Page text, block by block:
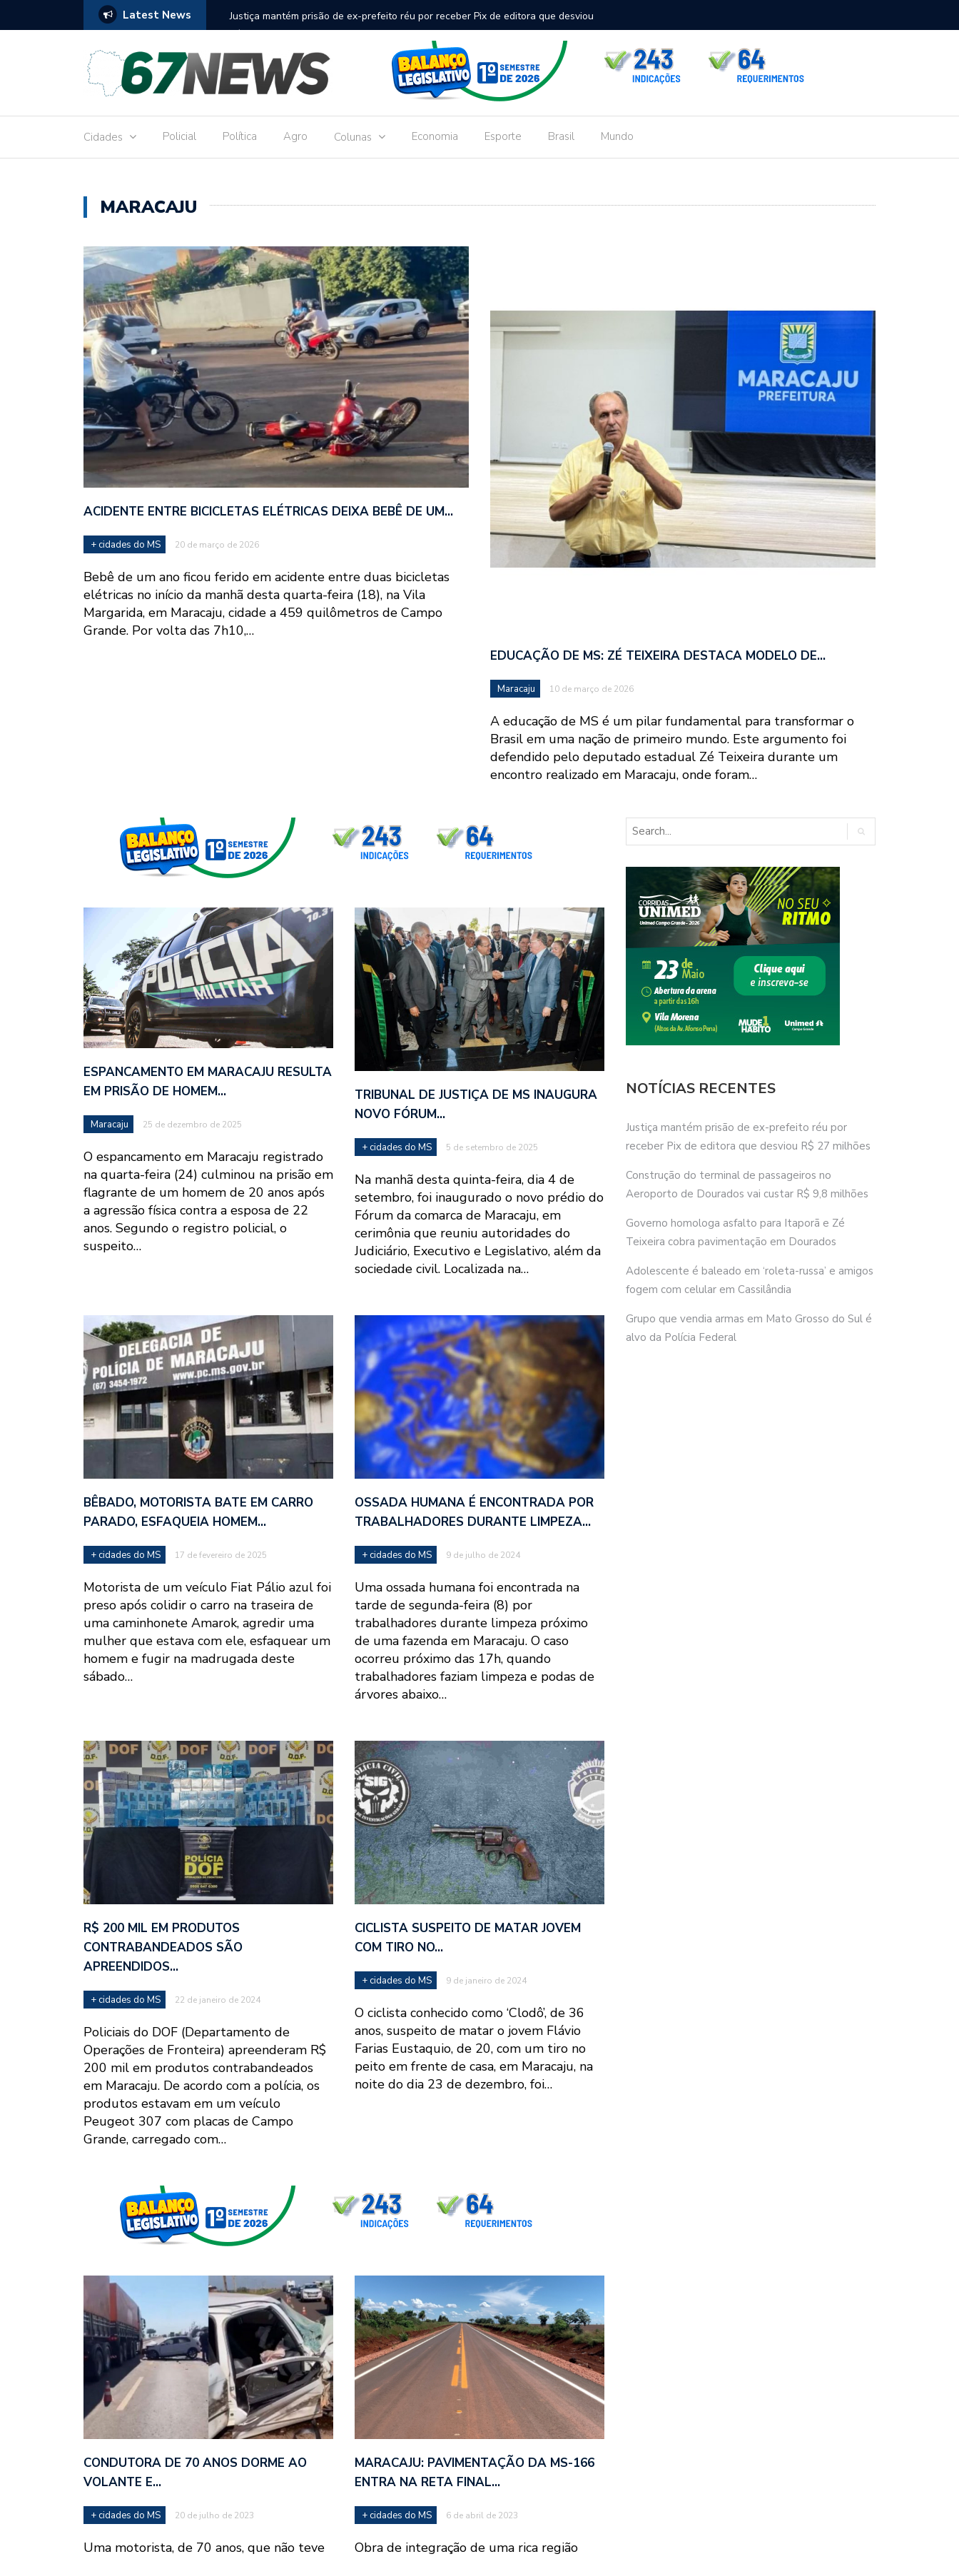
Latest News
réu por receber Pix de editora que desviou
Construção do terminal de passageiros no Aeroporto de Dourados vai custar R$
9,8 milhões
Dourados
Cidades Policial Política Agro Colunas Economia Esporte Brasil Mundo
MARACAJU
ACIDENTE ENTRE BICICLETAS ELÉTRICAS DEIXA BEBÊ DE UM…
+ cidades do MS 20 de março de 2026
Bebê de um ano ficou ferido em acidente entre duas bicicletas
elétricas no início da manhã desta quarta-feira (18), na Vila
Margarida, em Maracaju, cidade a 459 quilômetros de Campo
Grande. Por volta das 7h10,…
EDUCAÇÃO DE MS: ZÉ TEIXEIRA DESTACA MODELO DE…
Maracaju 10 de março de 2026
A educação de MS é um pilar fundamental para transformar o
Brasil em uma nação de primeiro mundo. Este argumento foi
defendido pelo deputado estadual Zé Teixeira durante um
encontro realizado em Maracaju, onde foram…
ESPANCAMENTO EM MARACAJU RESULTA
EM PRISÃO DE HOMEM…
Maracaju 25 de dezembro de 2025
O espancamento em Maracaju registrado
na quarta-feira (24) culminou na prisão em
flagrante de um homem de 20 anos após
a agressão física contra a esposa de 22
anos. Segundo o registro policial, o
suspeito…
TRIBUNAL DE JUSTIÇA DE MS INAUGURA
NOVO FÓRUM…
+ cidades do MS 5 de setembro de 2025
Na manhã desta quinta-feira, dia 4 de
setembro, foi inaugurado o novo prédio do
Fórum da comarca de Maracaju, em
cerimônia que reuniu autoridades do
Judiciário, Executivo e Legislativo, além da
sociedade civil. Localizada na…
BÊBADO, MOTORISTA BATE EM CARRO
PARADO, ESFAQUEIA HOMEM…
+ cidades do MS 17 de fevereiro de 2025
Motorista de um veículo Fiat Pálio azul foi
preso após colidir o carro na traseira de
uma caminhonete Amarok, agredir uma
mulher que estava com ele, esfaquear um
homem e fugir na madrugada deste
sábado…
OSSADA HUMANA É ENCONTRADA POR
TRABALHADORES DURANTE LIMPEZA…
+ cidades do MS 9 de julho de 2024
Uma ossada humana foi encontrada na
tarde de segunda-feira (8) por
trabalhadores durante limpeza próximo
de uma fazenda em Maracaju. O caso
ocorreu próximo das 17h, quando
trabalhadores faziam limpeza e podas de
árvores abaixo…
R$ 200 MIL EM PRODUTOS
CONTRABANDEADOS SÃO
APREENDIDOS…
+ cidades do MS 22 de janeiro de 2024
Policiais do DOF (Departamento de
Operações de Fronteira) apreenderam R$
200 mil em produtos contrabandeados
em Maracaju. De acordo com a polícia, os
produtos estavam em um veículo
Peugeot 307 com placas de Campo
Grande, carregado com…
CICLISTA SUSPEITO DE MATAR JOVEM
COM TIRO NO…
+ cidades do MS 9 de janeiro de 2024
O ciclista conhecido como ‘Clodô’, de 36
anos, suspeito de matar o jovem Flávio
Farias Eustaquio, de 20, com um tiro no
peito em frente de casa, em Maracaju, na
noite do dia 23 de dezembro, foi…
CONDUTORA DE 70 ANOS DORME AO
VOLANTE E…
+ cidades do MS 20 de julho de 2023
Uma motorista, de 70 anos, que não teve
MARACAJU: PAVIMENTAÇÃO DA MS-166
ENTRA NA RETA FINAL…
+ cidades do MS 6 de abril de 2023
Obra de integração de uma rica região
NOTÍCIAS RECENTES
Justiça mantém prisão de ex-prefeito réu por
receber Pix de editora que desviou R$ 27 milhões
Construção do terminal de passageiros no
Aeroporto de Dourados vai custar R$ 9,8 milhões
Governo homologa asfalto para Itaporã e Zé
Teixeira cobra pavimentação em Dourados
Adolescente é baleado em ‘roleta-russa’ e amigos
fogem com celular em Cassilândia
Grupo que vendia armas em Mato Grosso do Sul é
alvo da Polícia Federal